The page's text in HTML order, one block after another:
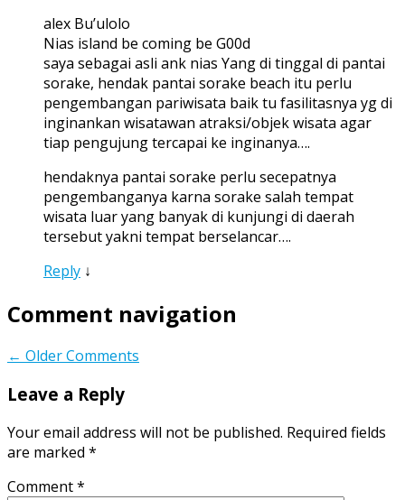
alex Bu’ulolo
Nias island be coming be G00d
saya sebagai asli ank nias Yang di tinggal di pantai
sorake, hendak pantai sorake beach itu perlu
pengembangan pariwisata baik tu fasilitasnya yg di
inginankan wisatawan atraksi/objek wisata agar
tiap pengujung tercapai ke inginanya….
hendaknya pantai sorake perlu secepatnya
pengembanganya karna sorake salah tempat
wisata luar yang banyak di kunjungi di daerah
tersebut yakni tempat berselancar….
Reply ↓
Comment navigation
← Older Comments
Leave a Reply
Your email address will not be published. Required fields
are marked *
Comment*